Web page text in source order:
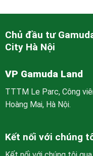
Chủ đầu tư
City Hà Nội
VP Gamuda Land
TTTM Le Parc, Công
Hoàng Mai, Hà Nội.
Kết nối với chúng